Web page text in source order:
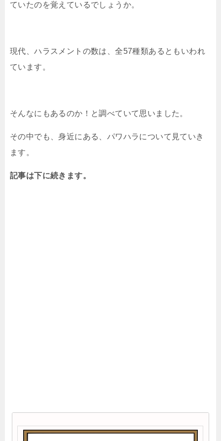
ていたのを覚えているでしょうか。
現代、ハラスメントの数は、全57種類あるともいわれ
ています。
そんなにもあるのか！と調べていて思いました。
その中でも、身近にある、パワハラについて見ていき
ます。
記事は下に続きます。